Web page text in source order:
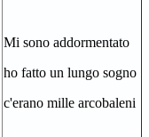
Mi sono addormentato
ho fatto un lungo sogno
c'erano mille arcobaleni